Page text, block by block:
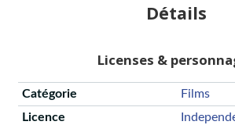
Détails
Licenses &
Catégorie
Films
Licence